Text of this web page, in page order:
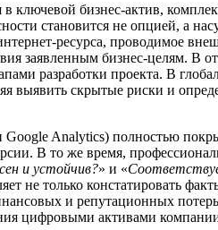
ключевой бизнес-актив,
становится не опцией, а
ресурса, проводимое
заявленным бизнес-целям. В
разработки проекта. В
выявить скрытые риски и
Analytics) полностью
В то же время,
и устойчив?» и «
не только констатировать
и репутационных потерь
цифровыми активами